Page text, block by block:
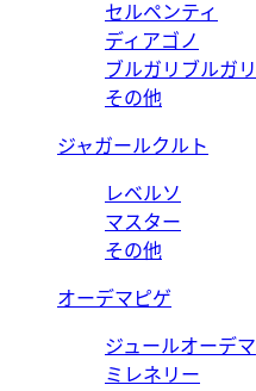
セルペンティ
ディアゴノ
ブルガリブルガリ
その他
ジャガールクルト
レベルソ
マスター
その他
オーデマピゲ
ジュールオーデマ
ミレネリー